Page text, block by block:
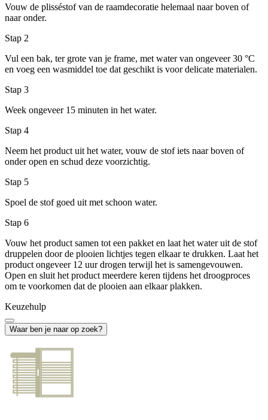
Vouw de plisséstof van de raamdecoratie helemaal naar boven of
naar onder.
Stap 2
Vul een bak, ter grote van je frame, met water van ongeveer 30 °C
en voeg een wasmiddel toe dat geschikt is voor delicate materialen.
Stap 3
Week ongeveer 15 minuten in het water.
Stap 4
Neem het product uit het water, vouw de stof iets naar boven of
onder open en schud deze voorzichtig.
Stap 5
Spoel de stof goed uit met schoon water.
Stap 6
Vouw het product samen tot een pakket en laat het water uit de stof
druppelen door de plooien lichtjes tegen elkaar te drukken. Laat het
product ongeveer 12 uur drogen terwijl het is samengevouwen.
Open en sluit het product meerdere keren tijdens het droogproces
om te voorkomen dat de plooien aan elkaar plakken.
Keuzehulp
Waar ben je naar op zoek?